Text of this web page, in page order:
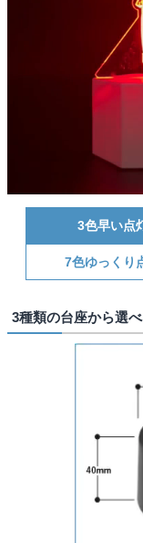
3色早い点
7色ゆっくり
3種類の台座から選